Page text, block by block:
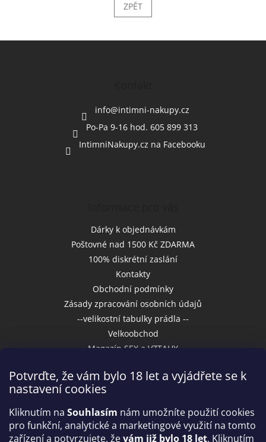
Potvrďte, že vám bylo 18 let a vyjádřete se k
nastavení cookies
Kliknutím na Souhlasím nám umožníte použití cookies
pro funkční, analytické a marketingové využití na tomto
zařízení a potvrzujete, ževám již bylo 18 let. Kliknutím
ZPĚT
info@intimni-nakupy.cz
Po-Pa 9-16 hod. 605 899 313
IntimniNakupy.cz na Facebooku
Dárky k objednávkám
Poštovné nad 1500 Kč ZDARMA
100% diskrétní zaslání
Kontakty
Obchodní podmínky
Zásady zpracování osobních údajů
--velikostní tabulky prádla --
Velkoobchod
Magazín SEX a VZTAHY
Přijímáme online platby